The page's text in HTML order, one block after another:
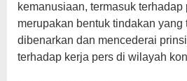
kemanusiaan, termasuk terhadap
merupakan bentuk tindakan yang
dibenarkan dan mencederai
terhadap kerja pers di wilayah